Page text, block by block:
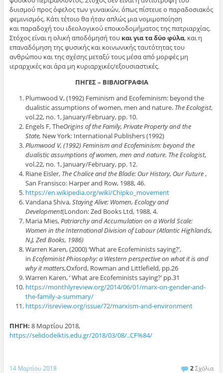
δυισμού προς όφελος των γυναικών, όπως πίστευε ο παραδοσιακός
φεμινισμός. Κάτι τέτοιο θα ήταν απλώς μια νομιμοποίηση
και παραδοχή του ιδεολογικού εποικοδομήματος της πατριαρχίας.
Στόχος είναι η ολική αποδόμησή του και για τα δύο φύλα, και η
επαναδόμηση της φυσικής και κοινωνικής ταυτότητας του
ανθρώπου και της σχέσης μεταξύ τους μέσα από μορφές μη
ιεραρχικές και άρα μη κυριαρχικές/εξουσιαστικές.
ΠΗΓΕΣ– ΒΙΒΛΙΟΓΡΑΦΙΑ
Plumwood V, (1992) Feminism and Ecofeminism: beyond the
dualistic assumptions of women, men and nature. The Ecologist,
vol.22, no. 1, January/February, pp. 10.
Engels F, TheOrigins of the Family, Private Property and the
State, New York: International Publishers (1992)
Plumwood V, (1992) Feminism and Ecofeminism: beyond the
dualistic assumptions of women, men and nature. The Ecologist,
vol.22, no. 1, January/February, pp. 12.
Riane Eisler, The Chalice and the Blade: Our History, Our Future,
San Fransisco: Harper and Row, 1988, 46.
https://en.wikipedia.org/wiki/Chipko_movement
Vandana Shiva,Staying Alive: Women, Ecology and
Development(London: Zed Books Ltd, 1988, 4.
Maria Mies,Patriarchy and Accumulation on a World Scale:
Women in the International Division of Labour (Atlantic Highlands,
N.J, Zed Books, 1986)
Warren Karen, (2000) ‘What are Ecofeminists saying?’,
inEcofeminist Phiosophy: a Western perspective on what it is and
why it matters,Oxford, Rowman and Littlefield, pp.26
Warren Karen, ‘ What are Ecofeminists saying?’ pp.31
https://monthlyreview.org/2014/06/01/marx-on-gender-and-
the-family-a-summary/
https://isreview.org/issue/72/marxism-and-environment
ΠΗΓΗ: 8 Μαρτίου 2018,
https://selidodeiktis.edu.gr/2018/03/08/..CF%84/
14 Μαρτίου 2018 2Σχόλια